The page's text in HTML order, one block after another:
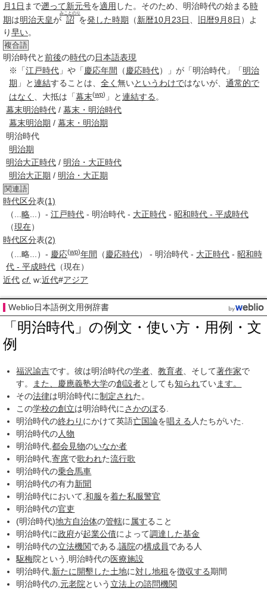
月1日 まで遡って新元号を適用 した。そのため、明治時代の始まる時
期は明治天皇が 詔
みことのり
を発した時期 （新暦10月23日 旧暦9月8日 ）よ
り早い。
複合語
明治時代と前後の時代の日本語表現
※「江戸時代 」や「 慶応年間 （ 慶応時代）」が「明治時代」「明治
期 」と連結することは、 全く 無いというわけではないが、 通常的で
はなく
、大抵は「幕末(wp) 」と連結する 。
幕末明治時代 / 幕末・明治時代
幕末明治期 / 幕末・明治期
明治時代
明治期
明治大正時代 / 明治・大正時代
明治大正期 / 明治・大正期
関連語
時代区分表(1)
（... 略 ...）- 江戸時代 - 明治時代 - 大正時代 - 昭和時代 - 平成時代
（現在）
時代区分表(2)
（...略...）- 慶応(wp)年間 （ 慶応時代） - 明治時代 - 大正時代 - 昭和時
代 - 平成時代 （現在）
近代 cf. w:近代#アジア
Weblio日本語例文用例辞書
「明治時代」の例文・使い方・用例・文
例
福沢諭吉です。彼は明治時代の学者 、教育者 、そして著作家で
す。
また、 慶應義塾大学の創設者としても知られています。
その法律は明治時代に制定された。
この学校の創立は明治時代にさかのぼる.
明治時代の終わり にかけて英語亡国論を唱える 人たちがいた.
明治時代の人物
明治時代,都会 見物のいなか者
明治時代,寄席で歌われた流行歌
明治時代の乗合馬車
明治時代の有力新聞
明治時代において,和服を着た私服警官
明治時代の官吏
(明治時代)地方自治体の管轄に 属すること
明治時代に政府が起業公債によって調達した基金
明治時代の立法機関である,議院の構成員である人
駆梅院という,明治時代の医療施設
明治時代, 新たに 開墾した土地に対し地租を徴収する期間
明治時代の, 元老院という 立法 上の諮問機関